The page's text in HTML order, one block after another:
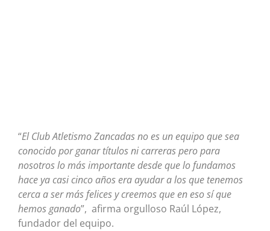
“El Club Atletismo Zancadas no es un equipo que sea
conocido por ganar títulos ni carreras pero para
nosotros lo más importante desde que lo fundamos
hace ya casi cinco años era ayudar a los que tenemos
cerca a ser más felices y creemos que en eso sí que
hemos ganado”, afirma orgulloso Raúl López,
fundador del equipo.